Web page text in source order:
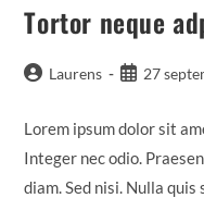
Tortor neque
Auteur/autrice
publication :
Laurens
Publication
27
Lorem ipsum dolor sit
Integer nec odio.
diam. Sed nisi. Nulla